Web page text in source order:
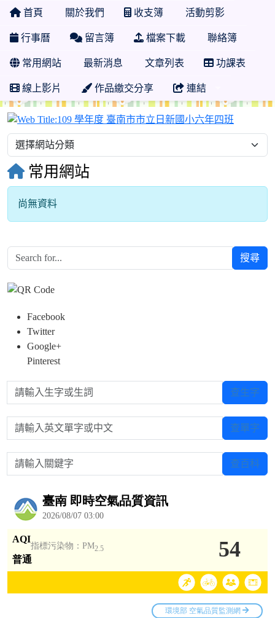
首頁 關於我們 收支簿 活動剪影
行事曆 留言簿 檔案下載 聯絡簿
常用網站 最新消息 文章列表 功課表
線上影片 作品繳交分享 連結
常用網站
尚無資料
搜尋
Facebook
Twitter
Google+
Pinterest
請輸入生字或生詞 查生字
請輸入英文單字或中文 查單字
請輸入關鍵字 查百科